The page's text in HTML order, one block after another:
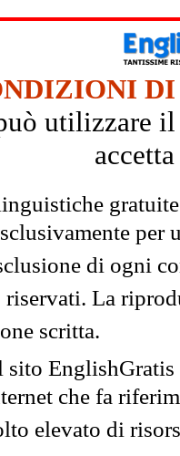
DI
utilizzare il
per
di ogni
La
scritta.
sito
che fa
elevato di